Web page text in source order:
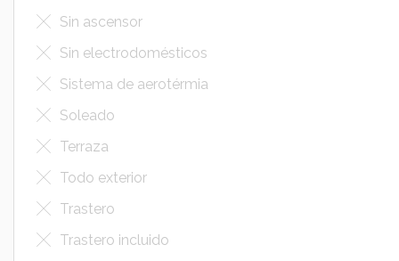
Sin ascensor
Sin electrodomésticos
Sistema de aerotérmia
Soleado
Terraza
Todo exterior
Trastero
Trastero incluido